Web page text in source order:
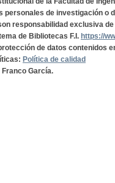
de investigación o
responsabilidad exclusiva
de Bibliotecas F.I. https://
de datos contenidos
Política de calidad
García.